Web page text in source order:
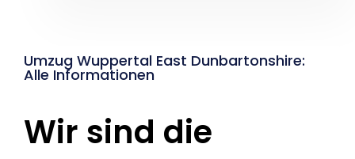
Umzug Wuppertal East Dunbartonshire:
Alle Informationen
Wir sind die